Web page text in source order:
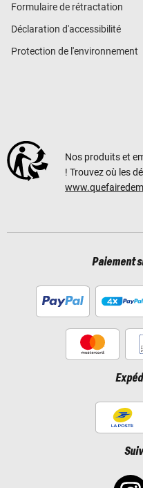
Formulaire de rétractation
Déclaration d'accessibilité
Protection de l'environnement
Nos produits et
! Trouvez où les
Paiement